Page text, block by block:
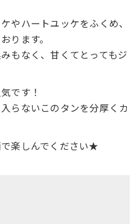
やハートユッケをふくめ、
ります。
もなく、甘くてとってもジ
です！
らないこのタンを分厚くカ
楽しんでください★